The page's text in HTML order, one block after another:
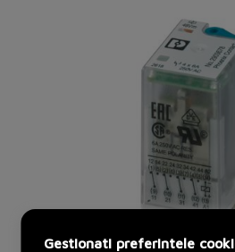
Gestionati preferintele